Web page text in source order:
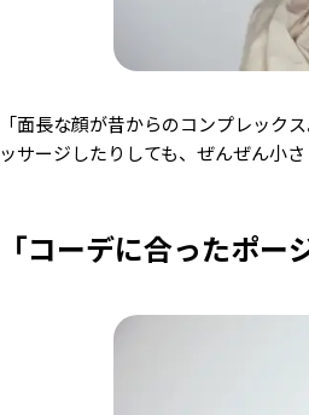
「面長な顔が昔からのコンプレック
ッサージしたりしても、ぜんぜん小
「コーデに合ったポー